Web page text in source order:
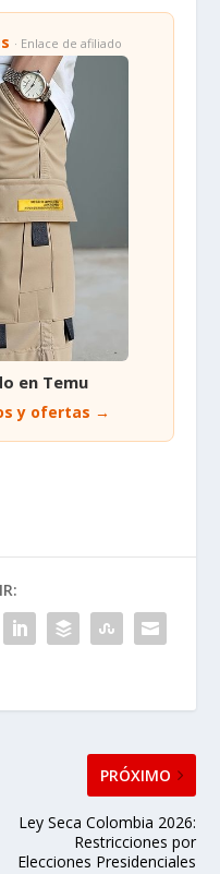
· Enlace de afiliado
en Temu
y ofertas →
PRÓXIMO
Ley Seca Colombia 2026:
Restricciones por
Elecciones Presidenciales